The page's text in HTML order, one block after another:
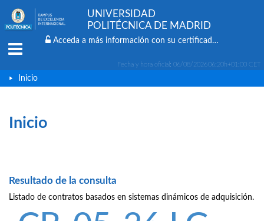
Fecha y hora oficial: 06/08/202606:20h+01:00 CET
UNIVERSIDAD
POLITÉCNICA DE MADRID
Acceda a más información con su certificado digital
Inicio
Inicio
Resultado de la consulta
Listado de contratos basados en sistemas dinámicos de adquisición.